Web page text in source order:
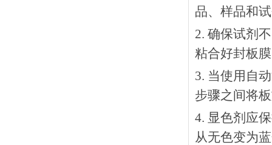
品、样品和
2. 确保试剂
粘合好封板
3. 当使用自
步骤之间将
4. 显色剂应
从无色变为